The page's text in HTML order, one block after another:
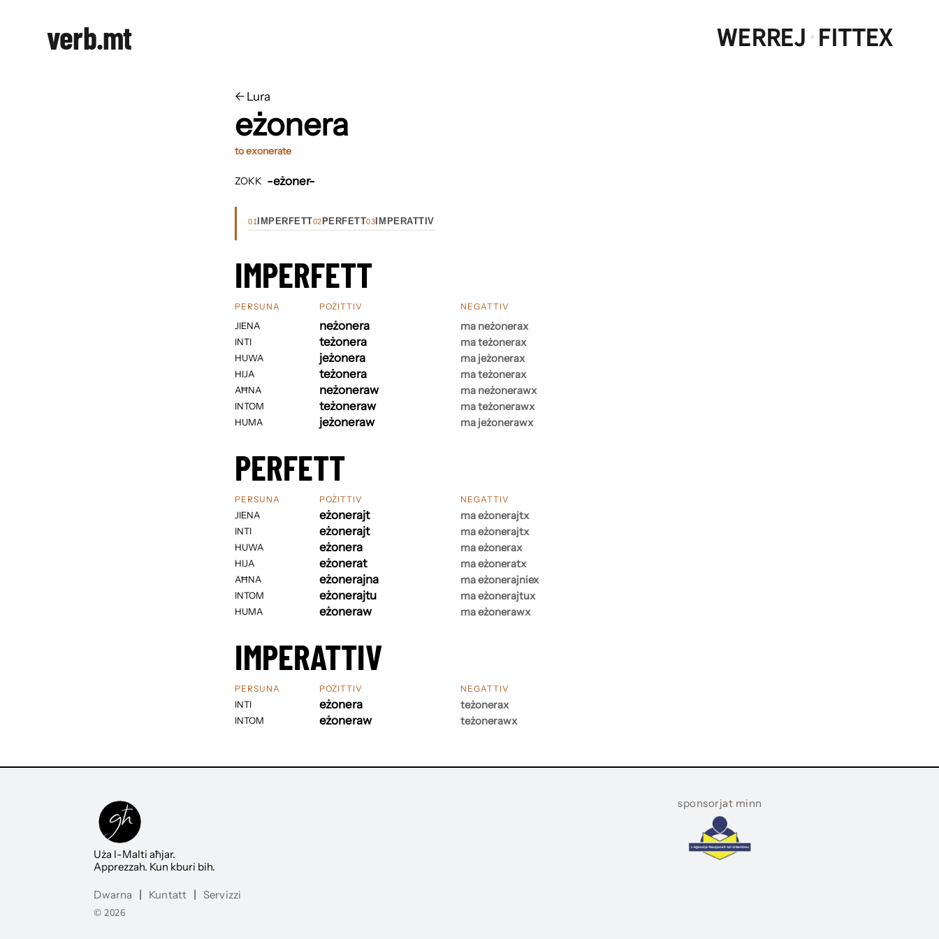
verb.mt WERREJ·FITTEX
← ​​Lura
eżonera
to exonerate
ZOKK -eżoner-
01 IMPERFETT02 PERFETT03 IMPERATTIV
IMPERFETT
PERSUNA
JIENA
INTI
HUWA
HIJA
AĦNA
INTOM
HUMA
POŻITTIV
neżonera
teżonera
jeżonera
teżonera
neżoneraw
teżoneraw
jeżoneraw
NEGATTIV
ma neżonerax
ma teżonerax
ma jeżonerax
ma teżonerax
ma neżonerawx
ma teżonerawx
ma jeżonerawx
PERFETT
PERSUNA
JIENA
INTI
HUWA
HIJA
AĦNA
INTOM
HUMA
POŻITTIV
eżonerajt
eżonerajt
eżonera
eżonerat
eżonerajna
eżonerajtu
eżoneraw
NEGATTIV
ma eżonerajtx
ma eżonerajtx
ma eżonerax
ma eżoneratx
ma eżonerajniex
ma eżonerajtux
ma eżonerawx
IMPERATTIV
PERSUNA
INTI
INTOM
POŻITTIV
eżonera
eżoneraw
NEGATTIV
teżonerax
teżonerawx
Uża l-Malti aħjar.
Apprezzah. Kun kburi bih.
Dwarna | Kuntatt | Servizzi
© 2026
sponsorjat minn